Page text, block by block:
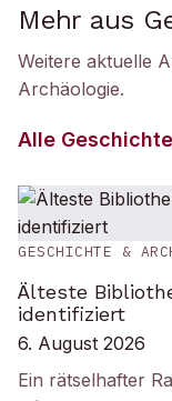
Mehr aus
Weitere aktuelle
Archäologie.
Alle
GESCHICHTE &
Älteste
identifiziert
6. August 2026
Ein rätselhafter